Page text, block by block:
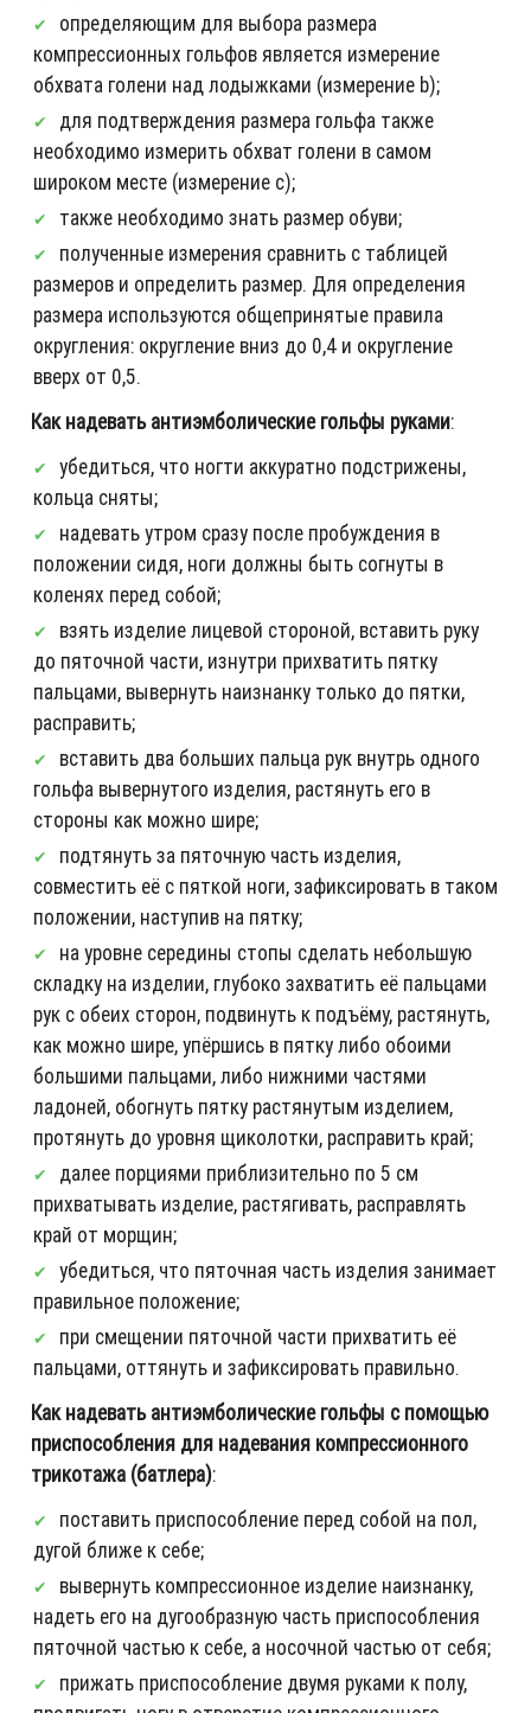
определяющим для выбора размера
компрессионных гольфов является измерение
обхвата голени над лодыжками (измерение b);
для подтверждения размера гольфа также
необходимо измерить обхват голени в самом
широком месте (измерение c);
также необходимо знать размер обуви;
полученные измерения сравнить с таблицей
размеров и определить размер. Для определения
размера используются общепринятые правила
округления: округление вниз до 0,4 и округление
вверх от 0,5.
Как надевать антиэмболические гольфы руками:
убедиться, что ногти аккуратно подстрижены,
кольца сняты;
надевать утром сразу после пробуждения в
положении сидя, ноги должны быть согнуты в
коленях перед собой;
взять изделие лицевой стороной, вставить руку
до пяточной части, изнутри прихватить пятку
пальцами, вывернуть наизнанку только до пятки,
расправить;
вставить два больших пальца рук внутрь одного
гольфа вывернутого изделия, растянуть его в
стороны как можно шире;
подтянуть за пяточную часть изделия,
совместить её с пяткой ноги, зафиксировать в таком
положении, наступив на пятку;
на уровне середины стопы сделать небольшую
складку на изделии, глубоко захватить её пальцами
рук с обеих сторон, подвинуть к подъёму, растянуть,
как можно шире, упёршись в пятку либо обоими
большими пальцами, либо нижними частями
ладоней, обогнуть пятку растянутым изделием,
протянуть до уровня щиколотки, расправить край;
далее порциями приблизительно по 5 см
прихватывать изделие, растягивать, расправлять
край от морщин;
убедиться, что пяточная часть изделия занимает
правильное положение;
при смещении пяточной части прихватить её
пальцами, оттянуть и зафиксировать правильно.
Как надевать антиэмболические гольфы с помощью
приспособления для надевания компрессионного
трикотажа (батлера):
поставить приспособление перед собой на пол,
дугой ближе к себе;
вывернуть компрессионное изделие наизнанку,
надеть его на дугообразную часть приспособления
пяточной частью к себе, а носочной частью от себя;
прижать приспособление двумя руками к полу,